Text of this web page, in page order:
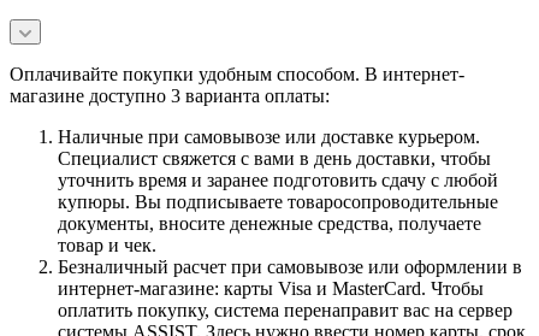
Оплачивайте покупки удобным способом. В интернет-
магазине доступно 3 варианта оплаты:
Наличные при самовывозе или доставке курьером.
Специалист свяжется с вами в день доставки, чтобы
уточнить время и заранее подготовить сдачу с любой
купюры. Вы подписываете товаросопроводительные
документы, вносите денежные средства, получаете
товар и чек.
Безналичный расчет при самовывозе или оформлении в
интернет-магазине: карты Visa и MasterCard. Чтобы
оплатить покупку, система перенаправит вас на сервер
системы ASSIST. Здесь нужно ввести номер карты, срок